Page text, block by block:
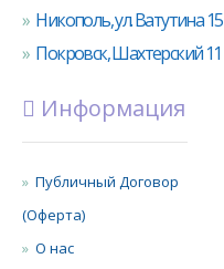
Никополь, ул. Ватутина 15
Покровск, Шахтерский 11
Информация
Публичный Договор
(Оферта)
О нас